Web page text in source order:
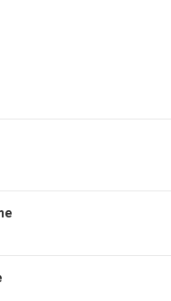
regelmäßig?
durchschnittlich